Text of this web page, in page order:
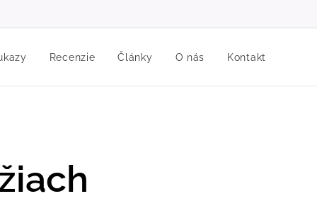
Recenzie Články O nás Kontakt